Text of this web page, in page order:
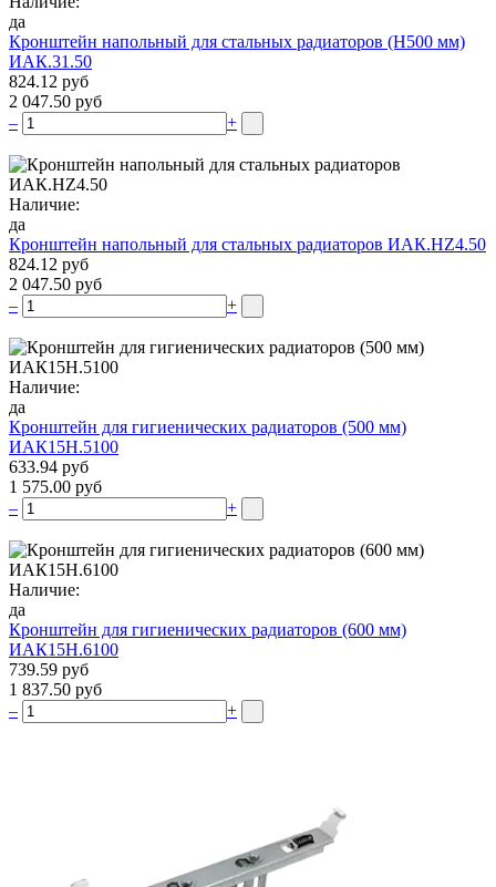
да
Кронштейн напольный для стальных радиаторов (Н500 мм)
ИАК.31.50
824.12 руб
2 047.50 руб
–
+
Наличие:
да
Кронштейн напольный для стальных радиаторов ИАК.НZ4.50
824.12 руб
2 047.50 руб
–
+
Наличие:
да
Кронштейн для гигиенических радиаторов (500 мм)
ИАК15Н.5100
633.94 руб
1 575.00 руб
–
+
Наличие:
да
Кронштейн для гигиенических радиаторов (600 мм)
ИАК15Н.6100
739.59 руб
1 837.50 руб
–
+